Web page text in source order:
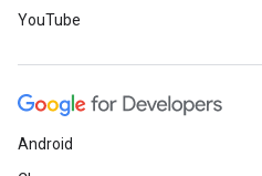
YouTube
Android